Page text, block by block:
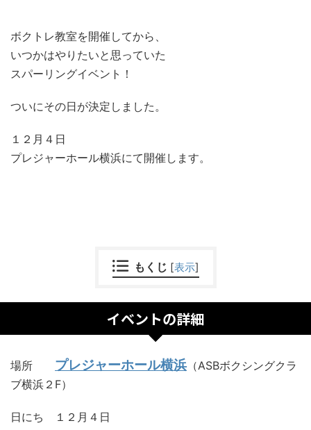
ボクトレ教室を開催してから、
いつかはやりたいと思っていた
スパーリングイベント！
ついにその日が決定しました。
１２月４日
プレジャーホール横浜にて開催します。
もくじ [表示]
イベントの詳細
場所 プレジャーホール横浜 （ASBボクシングクラ
ブ横浜２F）
日にち １２月４日